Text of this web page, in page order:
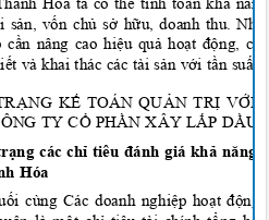
sản, vốn chủ sở hữu, doanh thu.
cần nâng cao hiệu quả hoạt động,
và khai thác các tài sản với tần
ẠNG KẾ TOÁNQUẢN TRỊ VỚI
TY CỔ PHẦNXÂYLẮP DẦU
ạng các chỉ tiêu đánh giá khả năng
Hóa
cùng Các doanh nghiệp hoạt động